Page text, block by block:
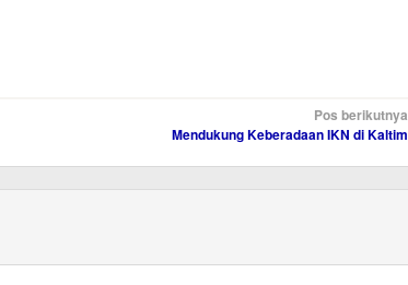
Pos berikutnya
Mendukung Keberadaan IKN di Kaltim